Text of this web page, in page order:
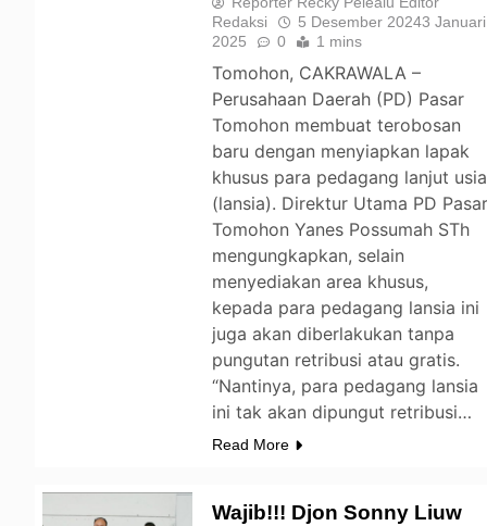
Redaksi
5 Desember 20243 Januari
2025
0 1 mins
Tomohon, CAKRAWALA –
Perusahaan Daerah (PD) Pasar
Tomohon membuat terobosan
baru dengan menyiapkan lapak
khusus para pedagang lanjut usia
(lansia). Direktur Utama PD
Tomohon Yanes Possumah STh
mengungkapkan, selain
menyediakan area khusus,
kepada para pedagang lansia ini
juga akan diberlakukan tanpa
pungutan retribusi atau gratis.
“Nantinya, para pedagang lansia
ini tak akan dipungut retribusi…
Read More
Wajib!!! Djon Sonny Liuw